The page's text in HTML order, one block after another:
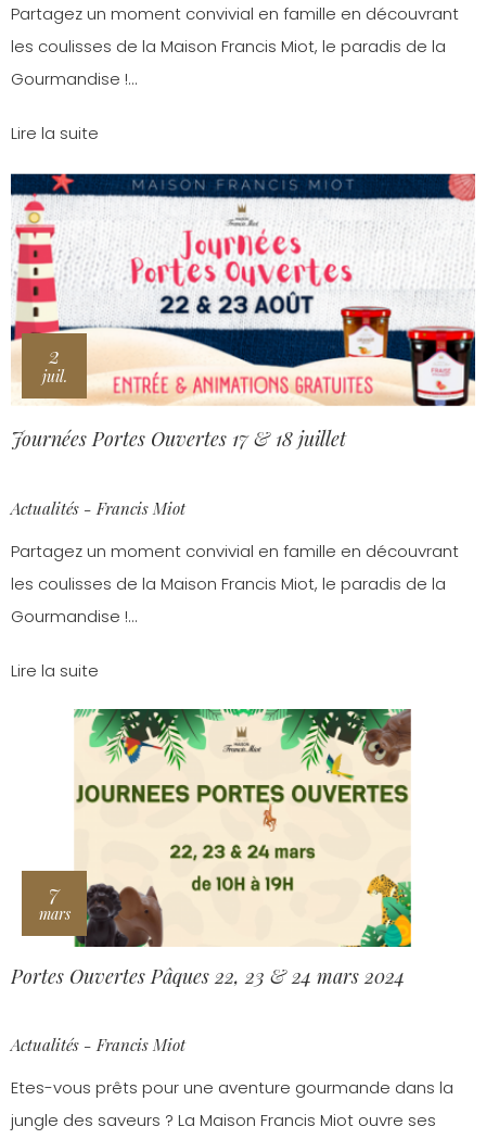
Partagez un moment convivial en famille en découvrant
les coulisses de la Maison Francis Miot, le paradis de la
Gourmandise !...
Lire la suite
2
juil.
Journées Portes Ouvertes 17 & 18 juillet
Actualités - Francis Miot
Partagez un moment convivial en famille en découvrant
les coulisses de la Maison Francis Miot, le paradis de la
Gourmandise !...
Lire la suite
7
mars
Portes Ouvertes Pâques 22, 23 & 24 mars 2024
Actualités - Francis Miot
Etes-vous prêts pour une aventure gourmande dans la
jungle des saveurs ? La Maison Francis Miot ouvre ses